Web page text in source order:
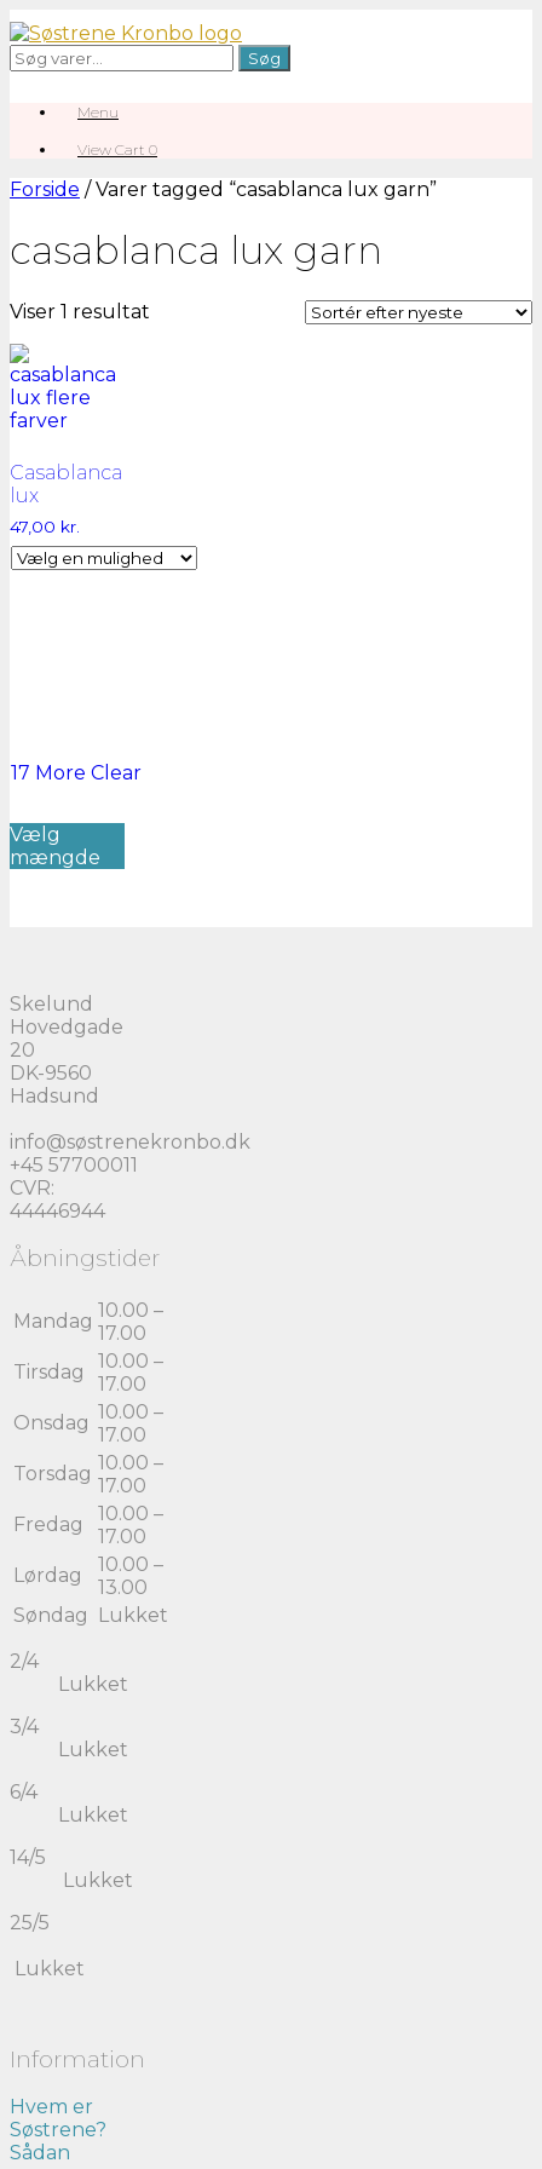
Gå
til
indhold
Søg
efter:
Søg
Menu
View
cart
View Cart 0
Forside / Varer tagged “casablanca lux garn”
casablanca lux garn
Viser 1 resultat
Casablanca
lux
47,00 kr.
17 More Clear
Vælg
mængde
Skelund
Hovedgade
20
DK-9560
Hadsund
info@søstrenekronbo.dk
+45 57700011
CVR:
44446944
Åbningstider
Mandag 10.00 –
17.00
Tirsdag
10.00 –
17.00
Onsdag 10.00 –
17.00
Torsdag 10.00 –
17.00
Fredag
10.00 –
17.00
Lørdag
10.00 –
13.00
Søndag
Lukket
2/4
Lukket
3/4
Lukket
6/4
Lukket
14/5
Lukket
25/5
Lukket
Information
Hvem er
Søstrene?
Sådan